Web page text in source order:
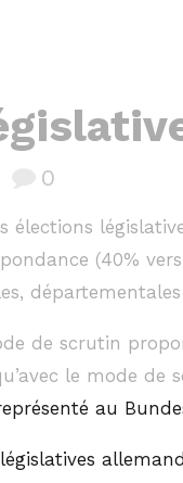
0
élections
(40%
de scrutin
le mode de
au